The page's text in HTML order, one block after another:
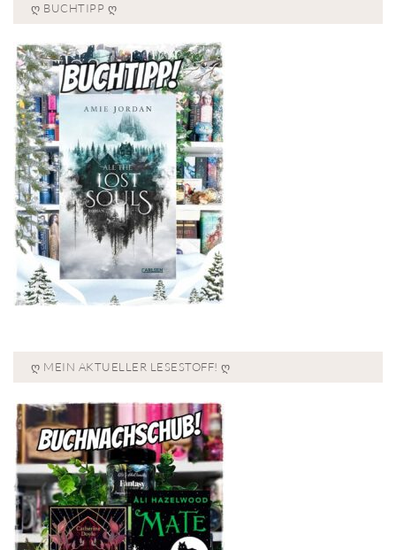
Ღ BUCHTIPP Ღ
Ღ MEIN AKTUELLER LESESTOFF! Ღ